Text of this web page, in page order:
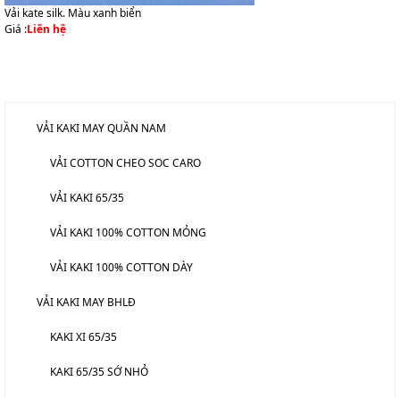
Vải kate silk. Màu xanh biển
Giá :Liên hệ
VẢI KAKI MAY QUẦN NAM
VẢI COTTON CHEO SOC CARO
VẢI KAKI 65/35
VẢI KAKI 100% COTTON MỎNG
VẢI KAKI 100% COTTON DÀY
VẢI KAKI MAY BHLĐ
KAKI XI 65/35
KAKI 65/35 SỚ NHỎ